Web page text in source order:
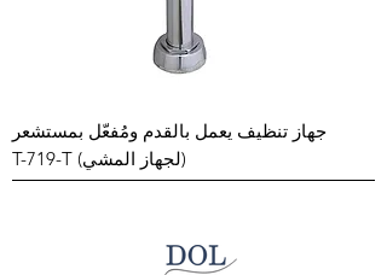
جهاز تنظيف يعمل بالقدم ومُفعّل بمستشعر
(لجهاز المشي) T-719-T